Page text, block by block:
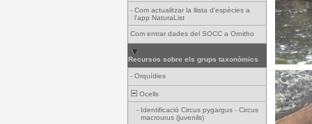
- Com actualitzar la llista d'espècies a
l'app NaturaList
Com entrar dades del SOCC a Ornitho
Recursos sobre els grups taxonòmics
- Orquídies
Ocells
- Identificació Circus pygargus - Circus
macrourus (juvenils)